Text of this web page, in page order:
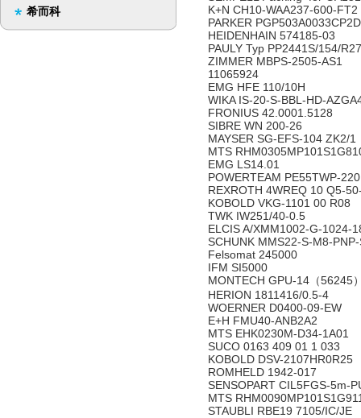
希而科
K+N CH10-WAA237-600-FT2
PARKER
HEIDENHAIN 574185-03
PAULY Typ PP2441S/154/
ZIMMER MBPS-2505-AS1
11065924
EMG HFE 110/10H
WIKA IS-20-S-BBL-HD-
FRONIUS 42.0001.5128
SIBRE WN 200-26
MAYSER SG-EFS-104 ZK2/1
MTS
EMG LS14.01
POWERTEAM PE55TWP-
REXROTH 4WREQ 10 Q5-
KOBOLD VKG-1101 00 R08
TWK IW251/40-0.5
ELCIS A/XMM1002-G-1024-
SCHUNK MMS22-S-M8-
Felsomat 245000
IFM SI5000
MONTECH GPU-14（56245
HERION 1811416/0.5-4
WOERNER D0400-09-EW
E+H FMU40-ANB2A2
MTS EHK0230M-D34-1A01
SUCO 0163 409 01 1 033
KOBOLD DSV-2107HR0R25
ROMHELD 1942-017
SENSOPART CIL5FGS-5m-
MTS
STAUBLI RBE19 7105/IC/JE